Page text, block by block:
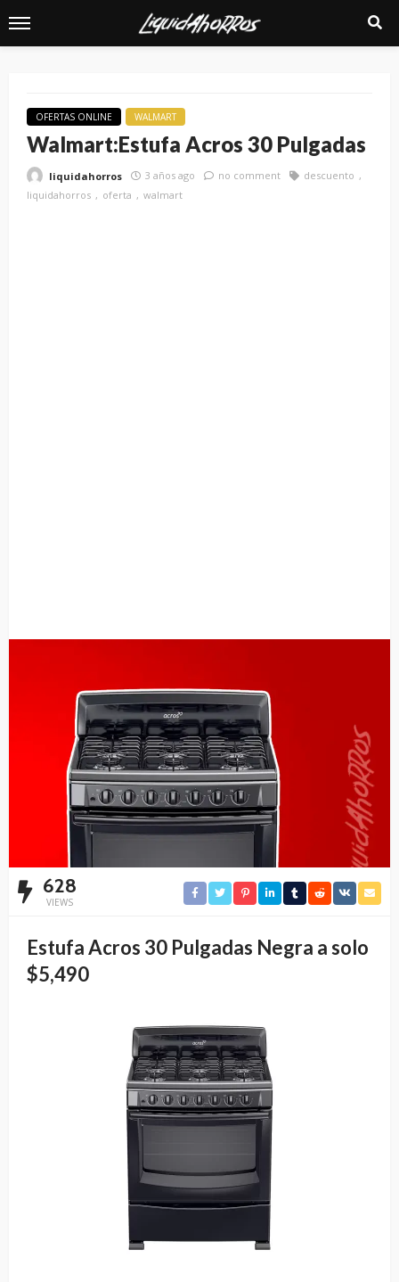
OFERTAS ONLINE WALMART
Walmart:Estufa Acros 30 Pulgadas
liquidahorros 3 años ago no comment
descuento
liquidahorros
oferta walmart
628
VIEWS
Estufa Acros 30 Pulgadas Negra a solo
$5,490